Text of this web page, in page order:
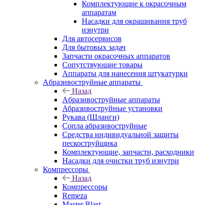
Комплектующие к окрасочным
аппаратам
Насадки для окрашивания труб
изнутри
Для автосервисов
Для бытовых задач
Запчасти окрасочных аппаратов
Сопутствующие товары
Аппараты для нанесения штукатурки
Aбразивоструйные аппараты
Назад
Aбразивоструйные аппараты
Абразивоструйные установки
Рукава (Шланги)
Сопла абразивоструйные
Средства индивидуальной защиты
пескоструйщика
Комплектующие, запчасти, расходники
Насадки для очистки труб изнутри
Компрессоры
Назад
Компрессоры
Remeza